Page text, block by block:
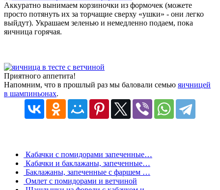
Аккуратно вынимаем корзиночки из формочек (можете
просто потянуть их за торчащие сверху «ушки» - они легко
выйдут). Украшаем зеленью и немедленно подаем, пока
яичница горячая.
Приятного аппетита!
Напомним, что в прошлый раз мы баловали семью яичницей
в шампиньонах.
Кабачки с помидорами запеченные…
Кабачки и баклажаны, запеченные…
Баклажаны, запеченные с фаршем …
Омлет с помидорами и ветчиной